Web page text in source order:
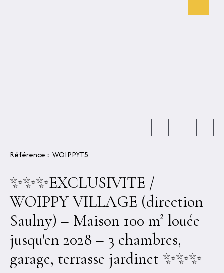
Référence : WOIPPYT5
✨✨✨EXCLUSIVITE /
WOIPPY VILLAGE (direction
Saulny) – Maison 100 m² louée
jusqu'en 2028 – 3 chambres,
garage, terrasse jardinet ✨✨✨